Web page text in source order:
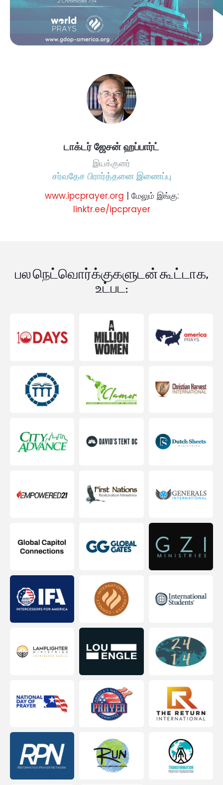
டாக்டர் ஜேசன் ஹப்பார்ட்
இயக்குனர்
சர்வதேச பிரார்த்தனை இணைப்பு
www.ipcprayer.org | மேலும் இங்கு:
linktr.ee/ipcprayer
பல நெட்வொர்க்குகளுடன் கூட்டாக,
உட்பட: